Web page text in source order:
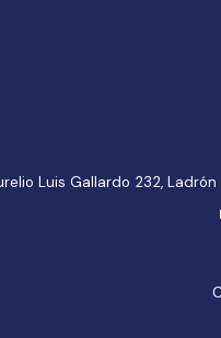
Luis Gallardo 232,